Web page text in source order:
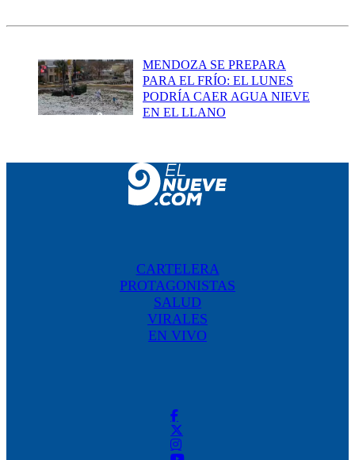
MENDOZA SE PREPARA
PARA EL FRÍO: EL LUNES
PODRÍA CAER AGUA NIEVE
EN EL LLANO
CARTELERA
PROTAGONISTAS
SALUD
VIRALES
EN VIVO